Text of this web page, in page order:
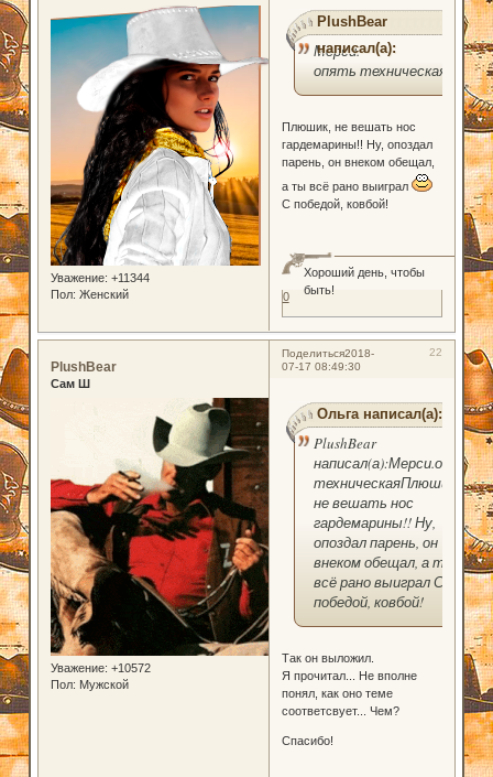
Уважение: +11344
Пол: Женский
PlushBear
написал(а):
Мерси.
опять техническая
Плюшик, не вешать нос
гардемарины!! Ну, опоздал
парень, он внеком обещал,
а ты всё рано выиграл
С победой, ковбой!
Хороший день, чтобы
быть!
0
Поделиться 22
2018-
07-17 08:49:30
PlushBear
Сам Ш
Уважение: +10572
Пол: Мужской
Ольга написал(а):
PlushBear
написал(а):Мерси.опять
техническаяПлюшик,
не вешать нос
гардемарины!! Ну,
опоздал парень, он
внеком обещал, а ты
всё рано выиграл С
победой, ковбой!
Так он выложил.
Я прочитал... Не вполне
понял, как оно теме
соответсвует... Чем?
Спасибо!